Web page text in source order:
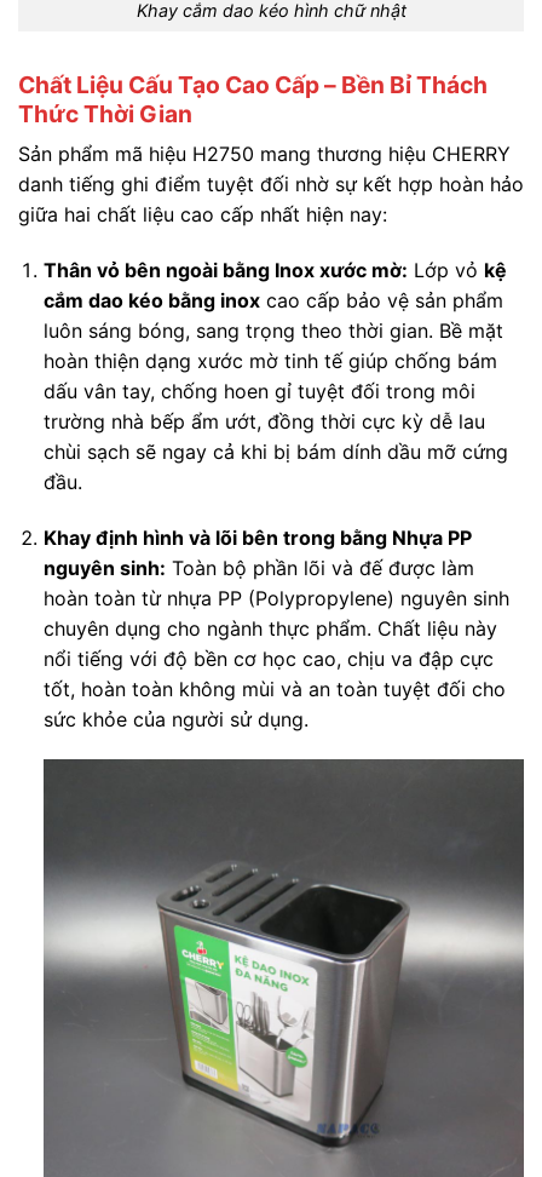
Khay cắm dao kéo hình chữ nhật
Chất Liệu Cấu Tạo Cao Cấp – Bền Bỉ Thách
Thức Thời Gian
Sản phẩm mã hiệu H2750 mang thương hiệu CHERRY
danh tiếng ghi điểm tuyệt đối nhờ sự kết hợp hoàn hảo
giữa hai chất liệu cao cấp nhất hiện nay:
Thân vỏ bên ngoài bằng Inox xước mờ: Lớp vỏ kệ
cắm dao kéo bằng inoxcao cấp bảo vệ sản phẩm
luôn sáng bóng, sang trọng theo thời gian. Bề mặt
hoàn thiện dạng xước mờ tinh tế giúp chống bám
dấu vân tay, chống hoen gỉ tuyệt đối trong môi
trường nhà bếp ẩm ướt, đồng thời cực kỳ dễ lau
chùi sạch sẽ ngay cả khi bị bám dính dầu mỡ cứng
đầu.
Khay định hình và lõi bên trong bằng Nhựa PP
nguyên sinh: Toàn bộ phần lõi và đế được làm
hoàn toàn từ nhựa PP (Polypropylene) nguyên sinh
chuyên dụng cho ngành thực phẩm. Chất liệu này
nổi tiếng với độ bền cơ học cao, chịu va đập cực
tốt, hoàn toàn không mùi và an toàn tuyệt đối cho
sức khỏe của người sử dụng.